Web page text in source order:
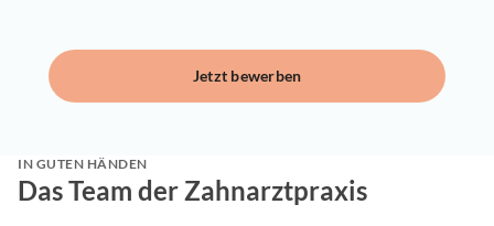
Jetzt bewerben
IN GUTEN HÄNDEN
Das Team der Zahnarztpraxis